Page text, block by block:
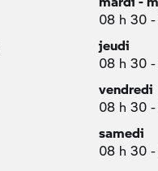
08 h 30
jeudi
08 h 30 -
vendredi
08 h 30
samedi
08 h 30 -